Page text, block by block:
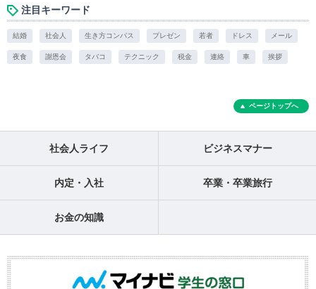
注目キーワード
結婚 社会人 生き方コンパス プレゼン 若者 ドレス メール
夜食 謝恩会 タバコ テクニック 税金 連絡 車 挨拶
ページトップへ
社会人ライフ ビジネスマナー
内定・入社 卒業・卒業旅行
お金の知識